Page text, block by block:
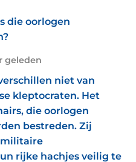
die oorlogen
geleden
niet van
kleptocraten. Het
die oorlogen
bestreden. Zij
militaire
rijke hachjes veilig te